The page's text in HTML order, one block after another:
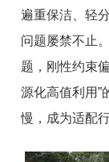
遍重保洁、轻
问题屡禁不止
题，刚性约束
源化高值利用”
慢，成为适配